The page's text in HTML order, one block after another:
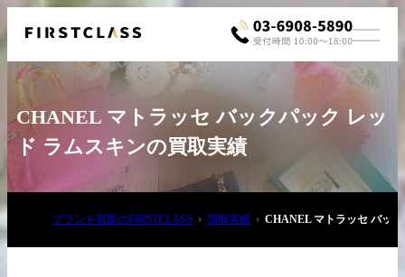
CHANEL マトラッセ バックパック レッ
ド ラムスキンの買取実績
ブランド買取のFIRSTCLASS 買取実績 CHANEL マトラッセ バッ